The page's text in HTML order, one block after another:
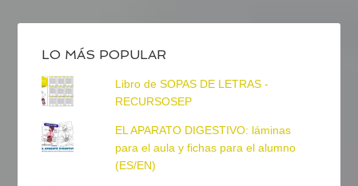
LO MÁS POPULAR
Libro de SOPAS DE LETRAS -
RECURSOSEP
EL APARATO DIGESTIVO: láminas
para el aula y fichas para el alumno
(ES/EN)